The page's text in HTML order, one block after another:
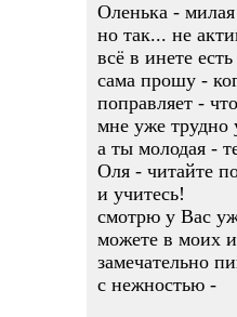
Оленька -
но так... не
всё в инете
сама прошу -
поправляет -
мне уже трудно
а ты молодая -
Оля - читайте
и учитесь!
смотрю у Вас
можете в моих
замечательно
с нежностью -